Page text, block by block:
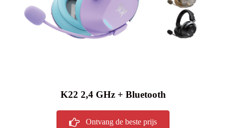
K22 2,4 GHz + Bluetooth
Ontvang de beste prijs